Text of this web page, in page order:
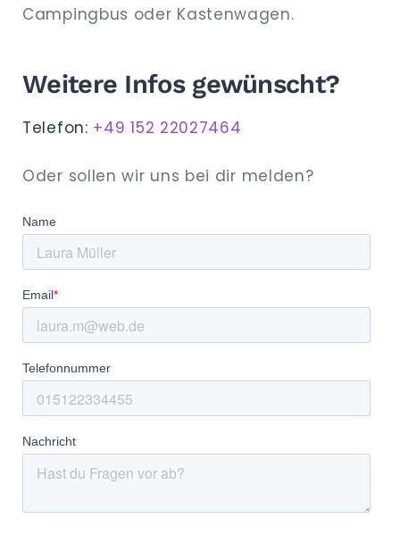
Campingbus oder Kastenwagen.
Weitere Infos gewünscht?
Telefon: +49 152 22027464
Oder sollen wir uns bei dir melden?